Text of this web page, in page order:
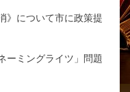
》について市に政策提
ーミングライツ」問題